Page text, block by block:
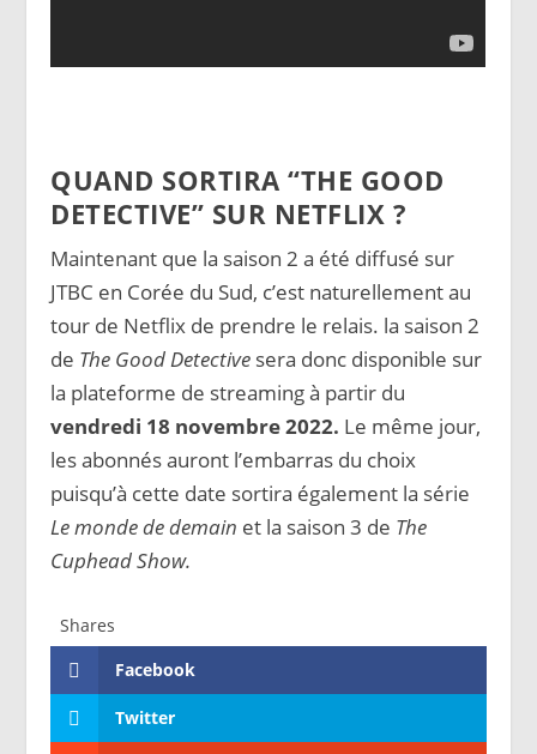
QUAND SORTIRA “THE GOOD
DETECTIVE” SUR NETFLIX ?
Maintenant que la saison 2 a été diffusé sur
JTBC en Corée du Sud, c’est naturellement au
tour de Netflix de prendre le relais. la saison 2
de The Good Detective sera donc disponible sur
la plateforme de streaming à partir du
vendredi 18 novembre 2022. Le même jour,
les abonnés auront l’embarras du choix
puisqu’à cette date sortira également la série
Le monde de demain et la saison 3 de The
Cuphead Show.
Shares
Facebook
Twitter